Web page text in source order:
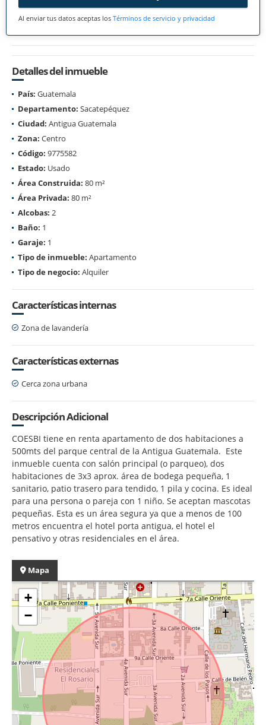
Al enviar tus datos aceptas los Términos de servicio y privacidad
Detalles del inmueble
País: Guatemala
Departamento: Sacatepéquez
Ciudad: Antigua Guatemala
Zona: Centro
Código: 9775582
Estado: Usado
Área Construida: 80 m²
Área Privada: 80 m²
Alcobas: 2
Baño: 1
Garaje: 1
Tipo de inmueble: Apartamento
Tipo de negocio: Alquiler
Características internas
Zona de lavandería
Características externas
Cerca zona urbana
Descripción Adicional
COESBI tiene en renta apartamento de dos habitaciones a
500mts del parque central de la Antigua Guatemala. Este
inmueble cuenta con salón principal (o parqueo), dos
habitaciones de 3x3 aprox. área de bodega pequeña, 1
sanitario, patio trasero para tendido, 1 pila y cocina. Es ideal
para una persona o pareja con 1 niño. Se aceptan mascotas
pequeñas. Esta es un área segura ya que a menos de 100
metros encuentra el hotel porta antigua, el hotel el
pensativo y otras residenciales en el área.
Mapa
+
−